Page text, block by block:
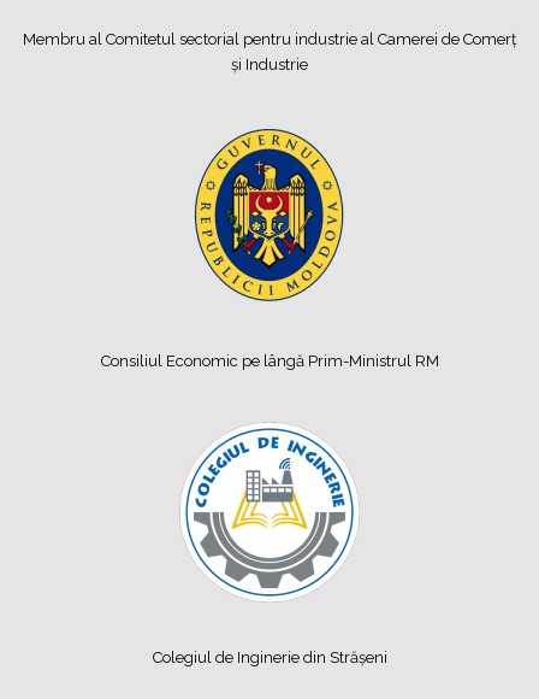
Membru al Comitetul sectorial pentru industrie al Camerei de Comerț
și Industrie
Consiliul Economic pe lângă Prim-Ministrul RM
Colegiul de Inginerie din Strășeni